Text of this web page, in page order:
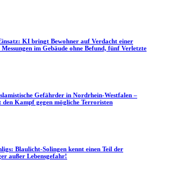
KI bringt Bewohner auf Verdacht einer
im Gebäude ohne Befund, fünf Verletzte
Gefährder in Nordrhein-Westfalen –
Kampf gegen mögliche Terroristen
Blaulicht-Solingen kennt einen Teil der
außer Lebensgefahr!